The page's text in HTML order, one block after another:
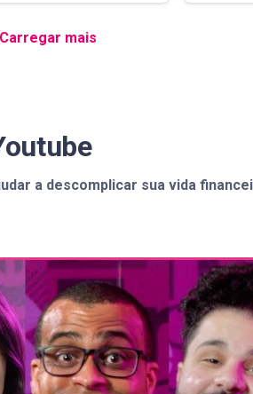
Carregar mais
a descomplicar sua vida